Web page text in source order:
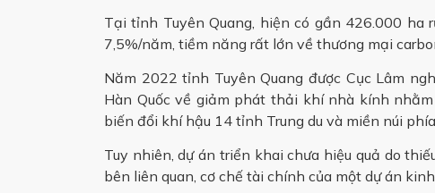
Tại tỉnh Tuyên Quang, hiện có gần 426.000
7,5%/năm, tiềm năng rất lớn về thương mại
Năm 2022 tỉnh Tuyên Quang được Cục Lâm
Hàn Quốc về giảm phát thải khí nhà kính
biến đổi khí hậu 14 tỉnh Trung du và miền núi
Tuy nhiên, dự án triển khai chưa hiệu quả do
bên liên quan, cơ chế tài chính của một dự án